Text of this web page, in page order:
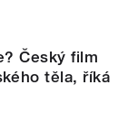
Český film
těla, říká